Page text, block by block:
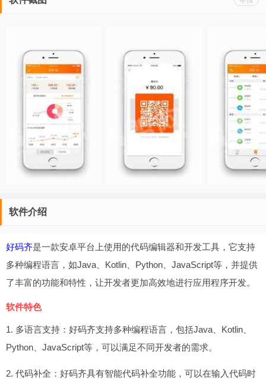
软件介绍
好码齐是一款安卓平台上使用的代码编辑器和开发工具，它支持
多种编程语言，如Java、Kotlin、Python、JavaScript等，并提供
了丰富的功能和特性，让开发者更加高效地进行应用程序开发。
软件特色
1. 多语言支持：好码齐支持多种编程语言，包括Java、Kotlin、
Python、JavaScript等，可以满足不同开发者的需求。
2. 代码补全：好码齐具有智能代码补全功能，可以在输入代码时